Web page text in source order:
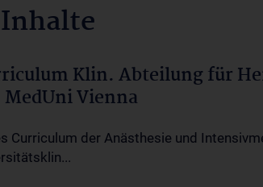
Klin. Abteilung für
Vienna
Curriculum der Anästhesie und